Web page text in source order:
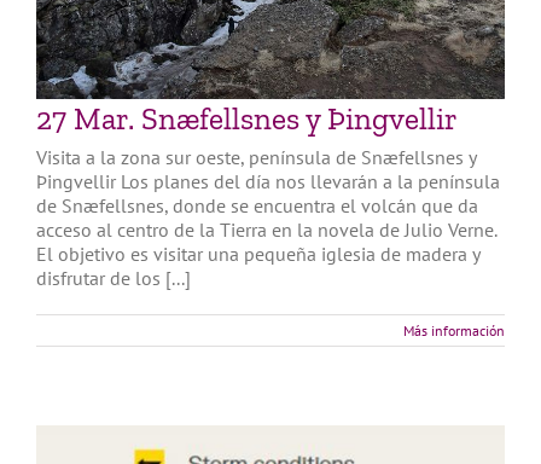
27 Mar. Snæfellsnes y Þingvellir
Visita a la zona sur oeste, península de Snæfellsnes y
Þingvellir Los planes del día nos llevarán a la península
de Snæfellsnes, donde se encuentra el volcán que da
acceso al centro de la Tierra en la novela de Julio Verne.
El objetivo es visitar una pequeña iglesia de madera y
disfrutar de los [...]
Más información